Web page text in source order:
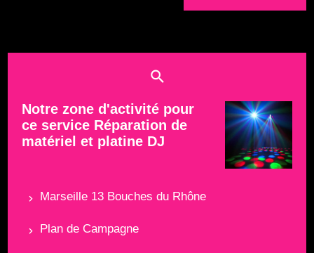
Notre zone d'activité pour
ce service Réparation de
matériel et platine DJ
Marseille 13 Bouches du Rhône
Plan de Campagne